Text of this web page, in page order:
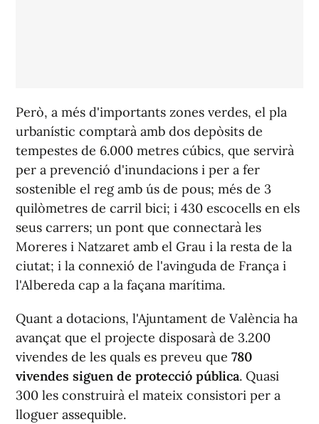
Però, a més d'importants zones verdes, el pla
urbanístic comptarà amb dos depòsits de
tempestes de 6.000 metres cúbics, que servirà
per a prevenció d'inundacions i per a fer
sostenible el reg amb ús de pous; més de 3
quilòmetres de carril bici; i 430 escocells en els
seus carrers; un pont que connectarà les
Moreres i Natzaret amb el Grau i la resta de la
ciutat; i la connexió de l'avinguda de França i
l'Albereda cap a la façana marítima.
Quant a dotacions, l'Ajuntament de València ha
avançat que el projecte disposarà de 3.200
vivendes de les quals es preveu que 780
vivendes siguen de protecció pública. Quasi
300 les construirà el mateix consistori per a
lloguer assequible.